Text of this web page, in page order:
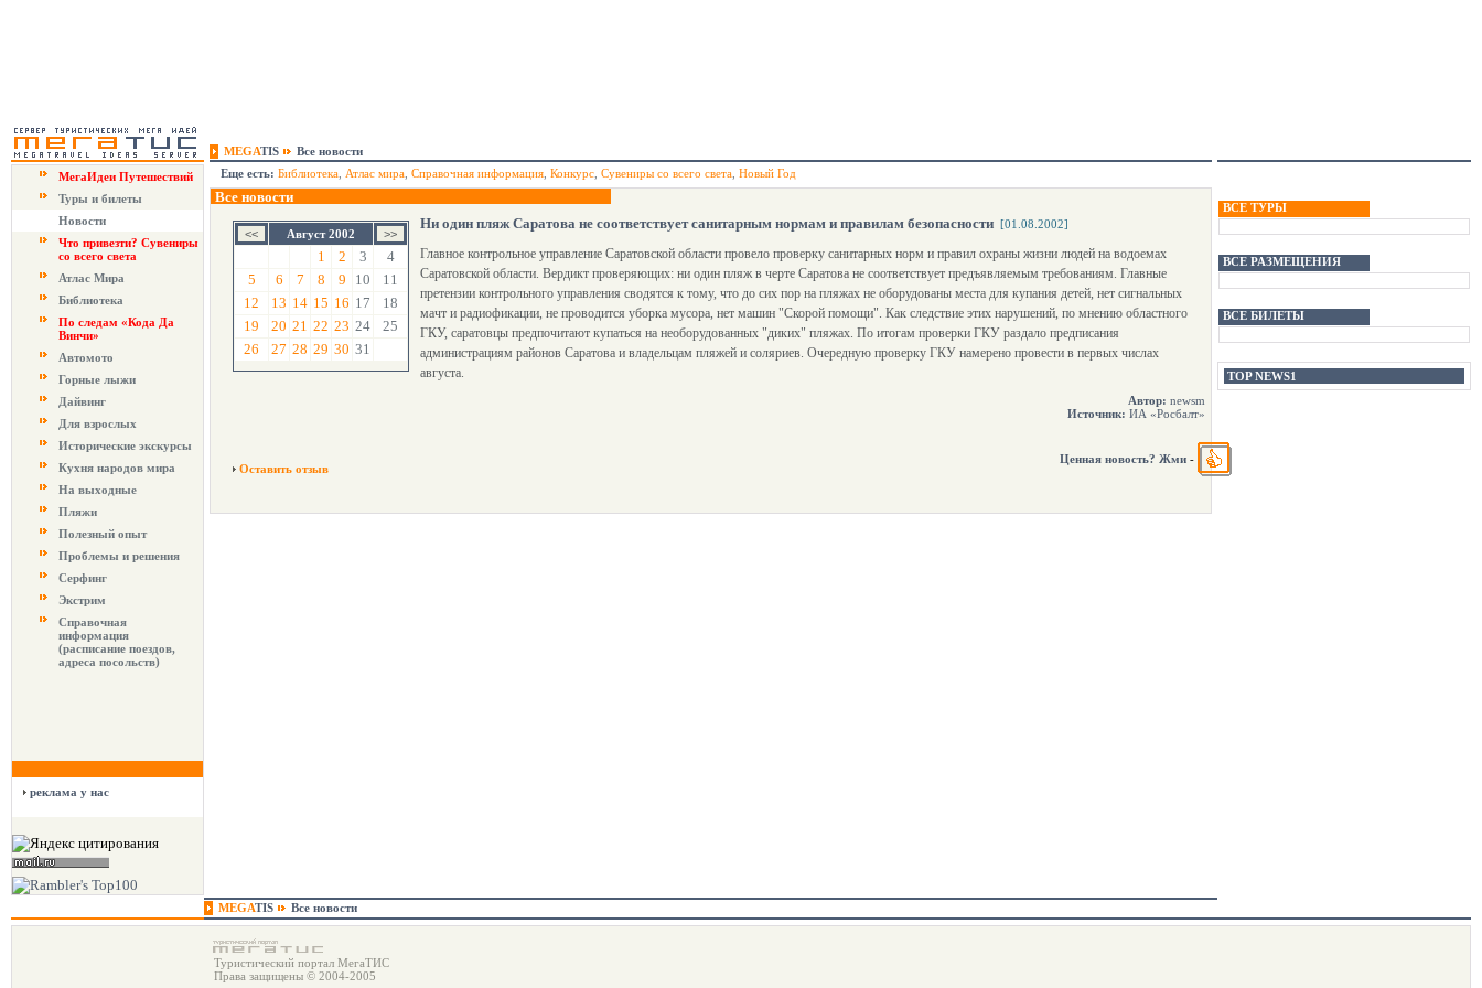
MEGATIS
Все новости
МегаИдеи Путешествий
Туры и билеты
Новости
Что привезти? Сувениры
со всего света
Атлас Мира
Библиотека
По следам «Кода Да
Винчи»
Автомото
Горные лыжи
Дайвинг
Для взрослых
Исторические экскурсы
Кухня народов мира
На выходные
Пляжи
Полезный опыт
Проблемы и решения
Серфинг
Экстрим
Справочная
информация
(расписание поездов,
адреса посольств)
реклама у нас
Еще есть: Библиотека Атлас мира Справочная информация Конкурс Сувениры со всего света Новый Год
Все новости
Август 2002
1 2 3
4
5
6 7 8 9 10
11
12
13 14 15 16 17
18
19
20 21 22 23 24
25
26
27 28 29 30 31
Ни один пляж Саратова не соответствует санитарным нормам и правилам безопасности [01.08.2002]
Главное контрольное управление Саратовской области провело проверку санитарных норм и правил охраны жизни людей на водоемах
Саратовской области. Вердикт проверяющих: ни один пляж в черте Саратова не соответствует предъявляемым требованиям. Главные
претензии контрольного управления сводятся к тому, что до сих пор на пляжах не оборудованы места для купания детей, нет сигнальных
мачт и радиофикации, не проводится уборка мусора, нет машин "Скорой помощи". Как следствие этих нарушений, по мнению областного
ГКУ, саратовцы предпочитают купаться на необорудованных "диких" пляжах. По итогам проверки ГКУ раздало предписания
администрациям районов Саратова и владельцам пляжей и соляриев. Очередную проверку ГКУ намерено провести в первых числах
августа.
Автор: newsm
Источник: ИА «Росбалт»
Оставить отзыв
Ценная новость? Жми -
ВСЕ ТУРЫ
ВСЕ РАЗМЕЩЕНИЯ
ВСЕ БИЛЕТЫ
TOP NEWS1
MEGATIS Все новости
Туристический портал МегаТИС
Права защищены © 2004-2005